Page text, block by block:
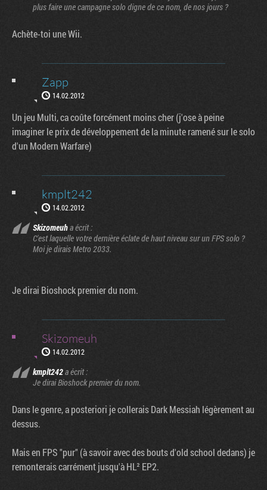
plus faire une campagne solo digne de ce nom, de nos jours ?
Achète-toi une Wii.
Zapp
14.02.2012
Un jeu Multi, ca coûte forcément moins cher (j'ose à peine
imaginer le prix de développement de la minute ramené sur le solo
d'un Modern Warfare)
kmplt242
14.02.2012
Skizomeuha écrit :
C'est laquelle votre dernière éclate de haut niveau sur un FPS solo ?
Moi je dirais Metro 2033.
Je dirai Bioshock premier du nom.
Skizomeuh
14.02.2012
kmplt242a écrit :
Je dirai Bioshock premier du nom.
Dans le genre, a posteriori je collerais Dark Messiah légèrement au
dessus.
Mais en FPS "pur" (à savoir avec des bouts d'old school dedans) je
remonterais carrément jusqu'à HL² EP2.